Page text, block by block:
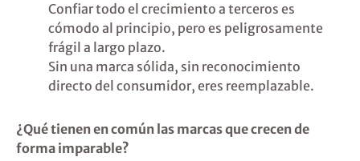
Confiar todo el crecimiento a terceros es
cómodo al principio, pero es peligrosamente
frágil a largo plazo.
Sin una marca sólida, sin reconocimiento
directo del consumidor, eres reemplazable.
¿Qué tienen en común las marcas que crecen de
forma imparable?